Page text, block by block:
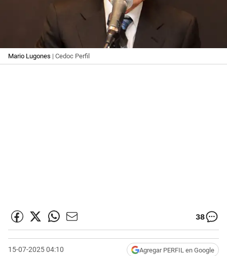
Mario Lugones | Cedoc Perfil
38
15-07-2025 04:10 Agregar PERFIL en Google